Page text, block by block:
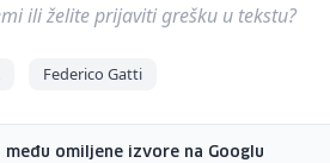
ili želite prijaviti grešku u tekstu?
Federico Gatti
među omiljene izvore na Googlu